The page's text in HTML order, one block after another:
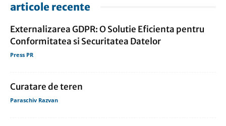
articole recente
Externalizarea GDPR: O Solutie Eficienta pentru
Conformitatea si Securitatea Datelor
Press PR
Curatare de teren
Paraschiv Razvan